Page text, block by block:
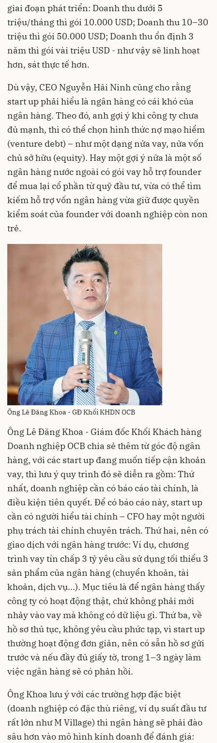
giai đoạn phát triển: Doanh thu dưới 5
triệu/tháng thì gói 10.000 USD; Doanh thu 10–30
triệu thì gói 50.000 USD; Doanh thu ổn định 3
năm thì gói vài triệu USD - như vậy sẽ linh hoạt
hơn, sát thực tế hơn.
Dù vậy, CEO Nguyễn Hải Ninh cũng cho rằng
start up phải hiểu là ngân hàng có cái khó của
ngân hàng. Theo đó, anh gợi ý khi công ty chưa
đủ mạnh, thì có thể chọn hình thức nợ mạo hiểm
(venture debt) – như một dạng nửa vay, nửa vốn
chủ sở hữu (equity). Hay một gợi ý nữa là một số
ngân hàng nước ngoài có gói vay hỗ trợ founder
để mua lại cổ phần từ quỹ đầu tư, vừa có thể tìm
kiếm hỗ trợ vốn ngân hàng vừa giữ được quyền
kiểm soát của founder với doanh nghiệp còn non
trẻ.
Ông Lê Đăng Khoa - GĐ Khối KHDN OCB
Ông Lê Đăng Khoa - Giám đốc Khối Khách hàng
Doanh nghiệp OCB chia sẻ thêm từ góc độ ngân
hàng, với các start up đang muốn tiếp cận khoản
vay, thì lưu ý quy trình đó sẽ diễn ra gồm: Thứ
nhất, doanh nghiệp cần có báo cáo tài chính, là
điều kiện tiên quyết. Để có báo cáo này, start up
cần có người hiểu tài chính – CFO hay một người
phụ trách tài chính chuyên trách. Thứ hai, nên có
giao dịch với ngân hàng trước: Ví dụ, chương
trình vay tín chấp 3 tỷ yêu cầu sử dụng tối thiểu 3
sản phẩm của ngân hàng (chuyển khoản, tài
khoản, dịch vụ...). Mục tiêu là để ngân hàng thấy
công ty có hoạt động thật, chứ không phải mới
nhảy vào vay mà không có dữ liệu gì. Thứ ba, về
hồ sơ thủ tục, không yêu cầu phức tạp, vì start up
thường hoạt động đơn giản, nên có sẵn hồ sơ gửi
trước và nếu đầy đủ giấy tờ, trong 1–3 ngày làm
việc ngân hàng sẽ có phản hồi.
Ông Khoa lưu ý với các trường hợp đặc biệt
(doanh nghiệp có đặc thù riêng, ví dụ suất đầu tư
rất lớn như M Village) thì ngân hàng sẽ phải đào
sâu hơn vào mô hình kinh doanh để đánh giá: